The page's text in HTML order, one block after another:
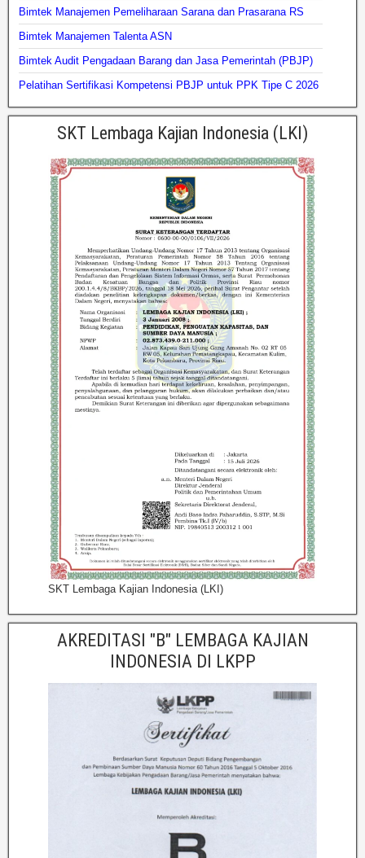
Bimtek Manajemen Pemeliharaan Sarana dan Prasarana RS
Bimtek Manajemen Talenta ASN
Bimtek Audit Pengadaan Barang dan Jasa Pemerintah (PBJP)
Pelatihan Sertifikasi Kompetensi PBJP untuk PPK Tipe C 2026
SKT Lembaga Kajian Indonesia (LKI)
SKT Lembaga Kajian Indonesia (LKI)
AKREDITASI "B" LEMBAGA KAJIAN
INDONESIA DI LKPP